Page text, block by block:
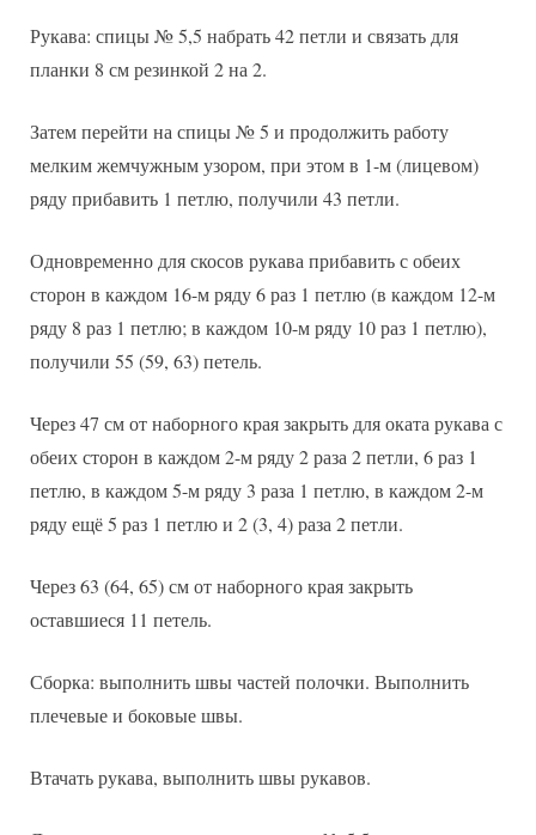
Рукава: спицы № 5,5 набрать 42 петли и связать для
планки 8 см резинкой 2 на 2.
Затем перейти на спицы № 5 и продолжить работу
мелким жемчужным узором, при этом в 1-м (лицевом)
ряду прибавить 1 петлю, получили 43 петли.
Одновременно для скосов рукава прибавить с обеих
сторон в каждом 16-м ряду 6 раз 1 петлю (в каждом 12-м
ряду 8 раз 1 петлю; в каждом 10-м ряду 10 раз 1 петлю),
получили 55 (59, 63) петель.
Через 47 см от наборного края закрыть для оката рукава с
обеих сторон в каждом 2-м ряду 2 раза 2 петли, 6 раз 1
петлю, в каждом 5-м ряду 3 раза 1 петлю, в каждом 2-м
ряду ещё 5 раз 1 петлю и 2 (3, 4) раза 2 петли.
Через 63 (64, 65) см от наборного края закрыть
оставшиеся 11 петель.
Сборка: выполнить швы частей полочки. Выполнить
плечевые и боковые швы.
Втачать рукава, выполнить швы рукавов.